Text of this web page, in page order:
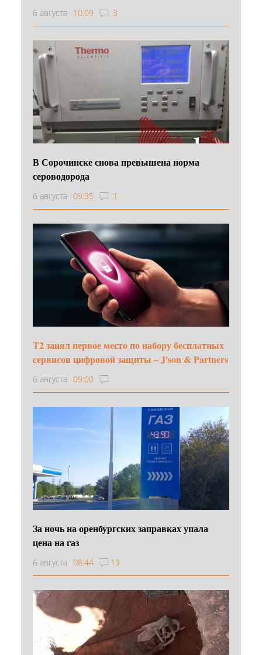
6 августа 10:09 3
В Сорочинске снова превышена норма
сероводорода
6 августа 09:35 1
Т2 занял первое место по набору бесплатных
сервисов цифровой защиты – J'son & Partners
6 августа 09:00
За ночь на оренбургских заправках упала
цена на газ
6 августа 08:44 13